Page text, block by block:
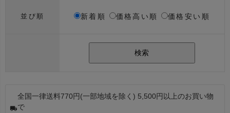
並び順 新着順 価格高い順 価格安い順
検索
全国一律送料770円(一部地域を除く) 5,500円以上のお買い物
で